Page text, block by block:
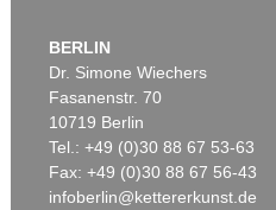
BERLIN
Dr. Simone Wiechers
Fasanenstr. 70
10719 Berlin
Tel.: +49 (0)30 88 67 53-63
Fax: +49 (0)30 88 67 56-43
infoberlin@kettererkunst.de